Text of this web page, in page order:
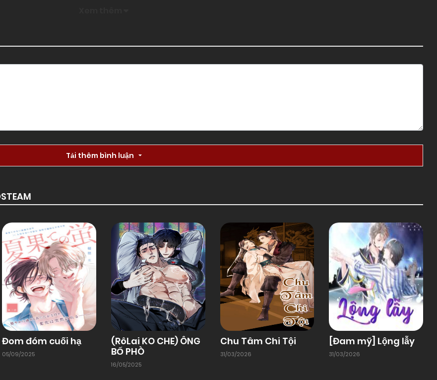
Tải thêm bình luận
Đom đóm cuối hạ
05/09/2025
(RôLai KO CHE) ÔNG
BỐ PHÒ
16/05/2025
Chu Tâm Chi Tội
31/03/2026
[Đam mỹ] Lộng lẫy
31/03/2026